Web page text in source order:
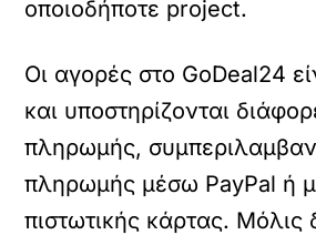
οποιοδήποτε project.
Οι αγορές στο GoDeal24
και υποστηρίζονται
πληρωμής,
πληρωμής μέσω PayPal ή
πιστωτικής κάρτας. Μόλις